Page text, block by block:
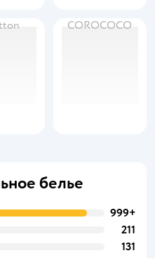
COROCOCO
белье
999+
211
131